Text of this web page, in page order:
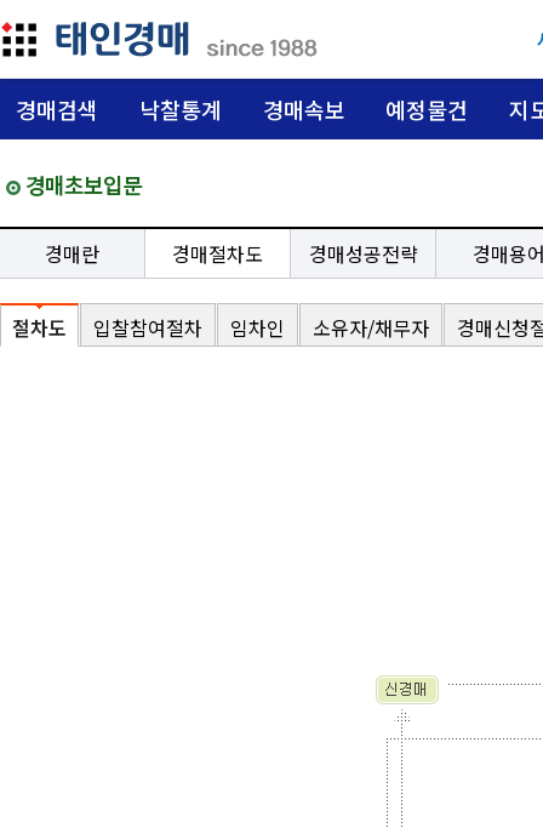
경매검색 낙찰통계 경매속보 예정물건 지
경매초보입문
경매란 경매절차도 경매성공전략 경매용
절차도 입찰참여절차 임차인 소유자/채무자 경매신청